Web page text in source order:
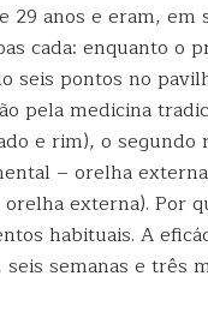
anos e eram, em
cada: enquanto o
seis pontos no
pela medicina
e rim), o segundo
– orelha
externa). Por
habituais. A
semanas e três